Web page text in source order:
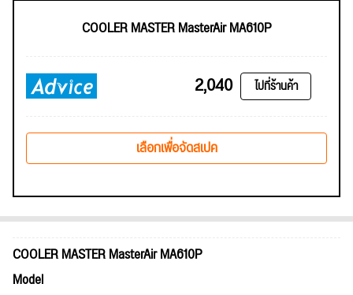
COOLER MASTER MasterAir MA610P
2,040 ไปที่ร้านค้า
เลือกเพื่อจัดสเปค
COOLER MASTER MasterAir MA610P
Model